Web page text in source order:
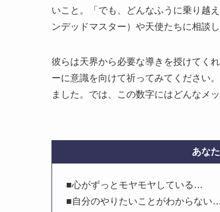
いこと。「でも、どんなふうに乗り越
ンデッドマスター）や天使たちに相談
彼らは天界から必要な導きを授けてく
ーに意識を向けて祈ってみてください
ました。では、この数字にはどんなメ
あな
■心がずっとモヤモヤしている…
■自分のやりたいことがわからない…